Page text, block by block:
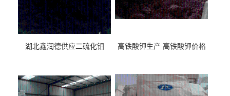
湖北鑫润德供应二硫化钼 高铁酸钾生产 高铁酸钾价格